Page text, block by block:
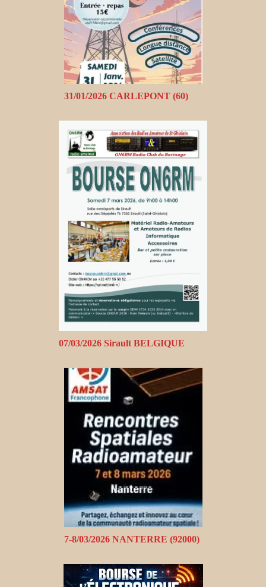
31/01/2026 CARLEPONT (60)
07/03/2026 Sirault BELGIQUE
7-8/03/2026 NANTERRE (92000)